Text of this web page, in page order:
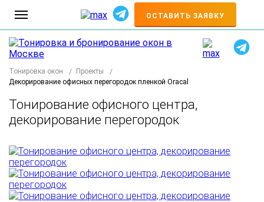
ОСТАВИТЬ ЗАЯВКУ
Тонировка окон
Проекты
Декорирование офисных перегородок пленкой Oracal
Тонирование офисного центра,
декорирование перегородок